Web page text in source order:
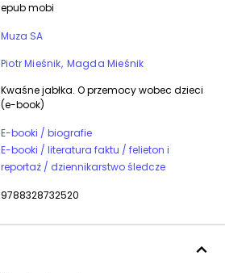
epub mobi
Muza SA
Piotr Mieśnik Magda Mieśnik
Kwaśne jabłka. O przemocy wobec dzieci
(e-book)
E-booki / biografie
E-booki / literatura faktu / felieton i
reportaż / dziennikarstwo śledcze
9788328732520